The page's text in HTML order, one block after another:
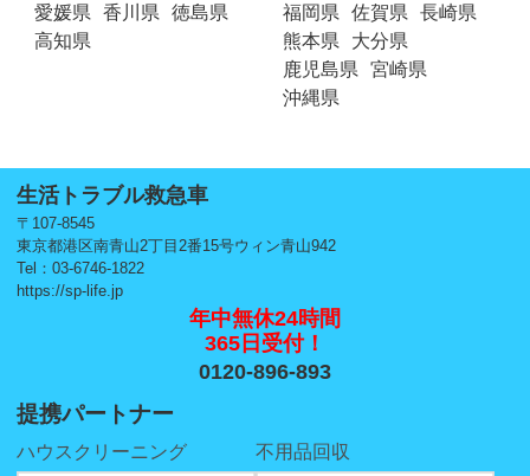
愛媛県 香川県
徳島県
高知県
福岡県 佐賀県
長崎県
熊本県
大分県
鹿児島県
宮崎県
沖縄県
生活トラブル救急車
〒107-8545
東京都港区南青山2丁目2番15号ウィン青山942
Tel：03-6746-1822
https://sp-life.jp
年中無休24時間
365日受付！
0120-896-893
提携パートナー
ハウスクリーニング 不用品回収